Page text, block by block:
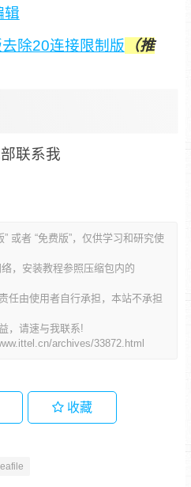
辑
除20连接限制版 （推
联系我
或者 “免费版”，仅供学习和研究使
，安装教程参照压缩包内的
任由使用者自行承担，本站不承担
，请速与我联系!
archives/33872.html
收藏